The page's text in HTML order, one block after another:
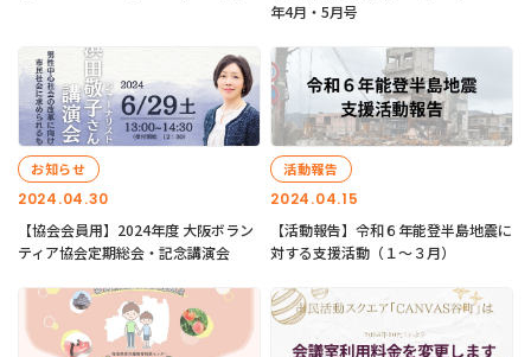
年4月・5月号
2024.04.30
お知らせ
【協会会員用】2024年度 大阪ボラン
ティア協会定期総会・記念講演会
2024.04.15
活動報告
【活動報告】令和６年能登半島地震に
対する支援活動（１〜３月）